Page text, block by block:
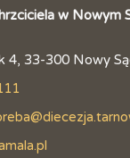
w Nowym
4, 33-300 Nowy